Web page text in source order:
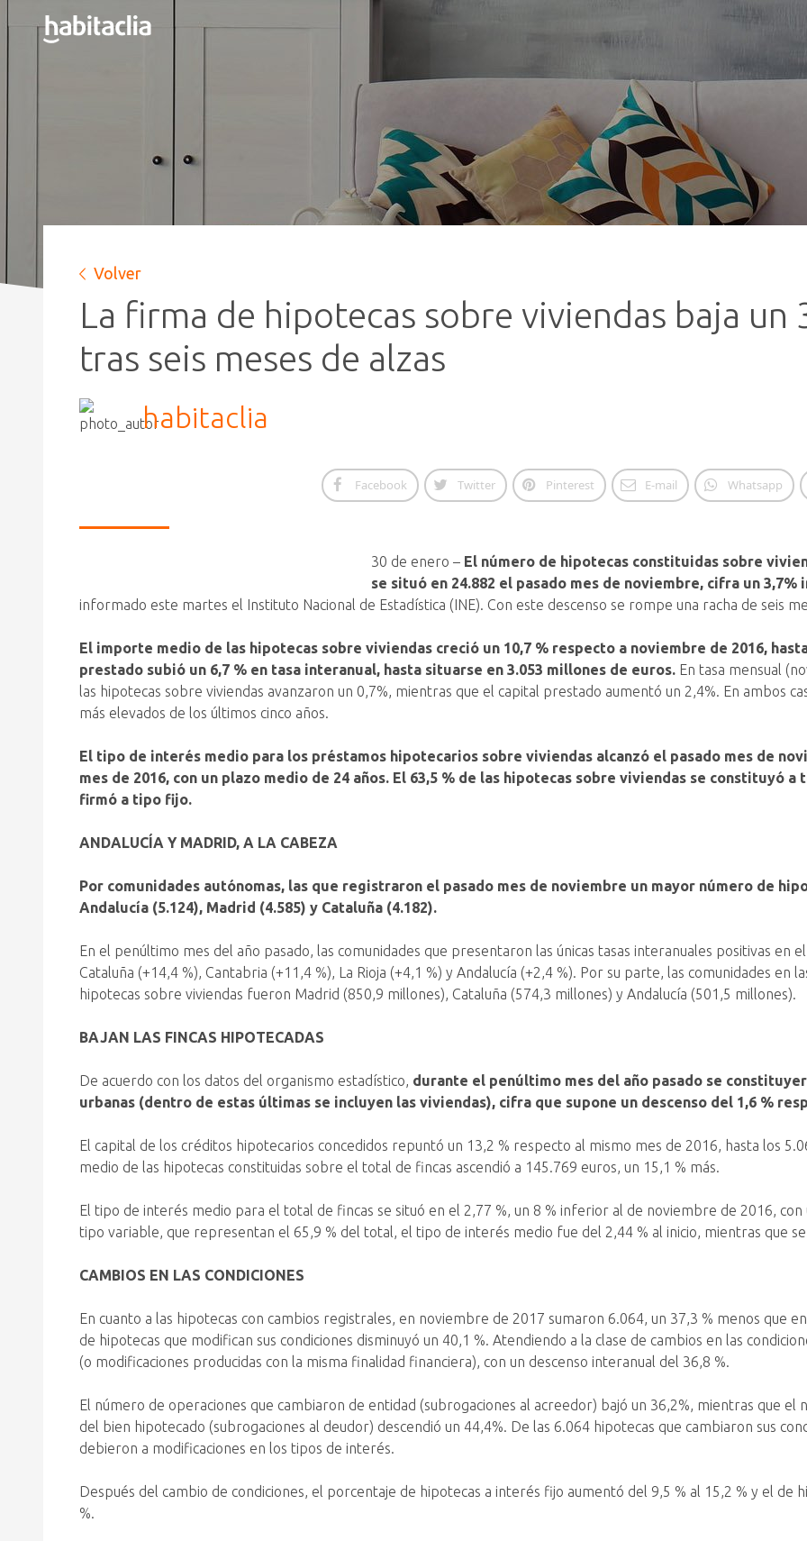
Volver
La firma de hipotecas sobre viviendas baja un
tras seis meses de alzas
habitaclia
Facebook Twitter Pinterest E-mail Whatsapp
30 de enero – El número de hipotecas constituidas sobre
se situó en 24.882 el pasado mes de noviembre, cifra un
informado este martes el Instituto Nacional de Estadística (INE). Con este descenso se rompe una racha de seis
El importe medio de las hipotecas sobre viviendas creció un 10,7 % respecto a noviembre de 2016,
prestado subió un 6,7 % en tasa interanual, hasta situarse en 3.053 millones de euros. En tasa mensual
las hipotecas sobre viviendas avanzaron un 0,7%, mientras que el capital prestado aumentó un 2,4%. En ambos
más elevados de los últimos cinco años.
El tipo de interés medio para los préstamos hipotecarios sobre viviendas alcanzó el pasado mes de
mes de 2016, con un plazo medio de 24 años. El 63,5 % de las hipotecas sobre viviendas se constituyó
firmó a tipo fijo.
ANDALUCÍA Y MADRID, A LA CABEZA
Por comunidades autónomas, las que registraron el pasado mes de noviembre un mayor número de
Andalucía (5.124), Madrid (4.585) y Cataluña (4.182).
En el penúltimo mes del año pasado, las comunidades que presentaron las únicas tasas interanuales positivas en
Cataluña (+14,4 %), Cantabria (+11,4 %), La Rioja (+4,1 %) y Andalucía (+2,4 %). Por su parte, las comunidades en
hipotecas sobre viviendas fueron Madrid (850,9 millones), Cataluña (574,3 millones) y Andalucía (501,5 millones).
BAJAN LAS FINCAS HIPOTECADAS
De acuerdo con los datos del organismo estadístico, durante el penúltimo mes del año pasado se
urbanas (dentro de estas últimas se incluyen las viviendas), cifra que supone un descenso del 1,6 %
El capital de los créditos hipotecarios concedidos repuntó un 13,2 % respecto al mismo mes de 2016, hasta los
medio de las hipotecas constituidas sobre el total de fincas ascendió a 145.769 euros, un 15,1 % más.
El tipo de interés medio para el total de fincas se situó en el 2,77 %, un 8 % inferior al de noviembre de 2016, con
tipo variable, que representan el 65,9 % del total, el tipo de interés medio fue del 2,44 % al inicio, mientras que
CAMBIOS EN LAS CONDICIONES
En cuanto a las hipotecas con cambios registrales, en noviembre de 2017 sumaron 6.064, un 37,3 % menos que
de hipotecas que modifican sus condiciones disminuyó un 40,1 %. Atendiendo a la clase de cambios en las
(o modificaciones producidas con la misma finalidad financiera), con un descenso interanual del 36,8 %.
El número de operaciones que cambiaron de entidad (subrogaciones al acreedor) bajó un 36,2%, mientras que
del bien hipotecado (subrogaciones al deudor) descendió un 44,4%. De las 6.064 hipotecas que cambiaron sus
debieron a modificaciones en los tipos de interés.
Después del cambio de condiciones, el porcentaje de hipotecas a interés fijo aumentó del 9,5 % al 15,2 % y el de
%.